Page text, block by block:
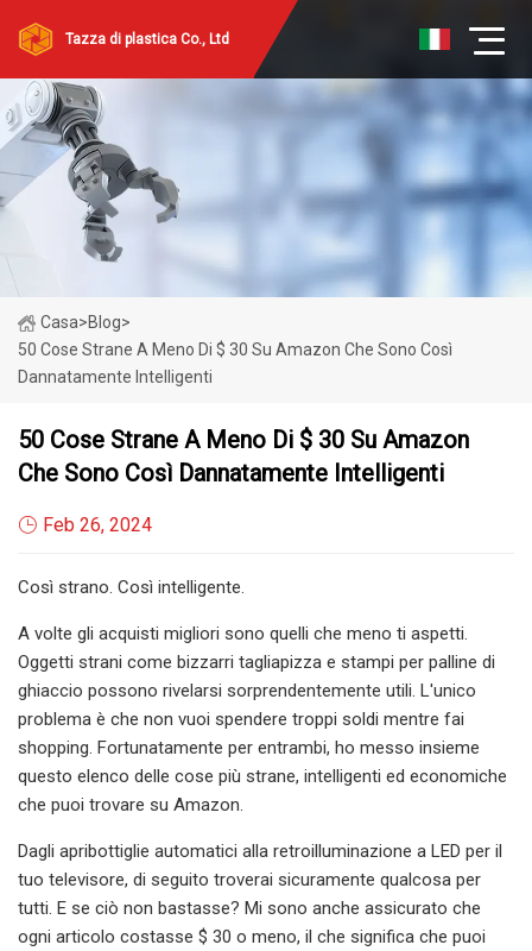
Tazza di plastica Co., Ltd
Casa>Blog>
50 Cose Strane A Meno Di $ 30 Su Amazon Che Sono Così
Dannatamente Intelligenti
50 Cose Strane A Meno Di $ 30 Su Amazon
Che Sono Così Dannatamente Intelligenti
Feb 26, 2024
Così strano. Così intelligente.
A volte gli acquisti migliori sono quelli che meno ti aspetti.
Oggetti strani come bizzarri tagliapizza e stampi per palline di
ghiaccio possono rivelarsi sorprendentemente utili. L'unico
problema è che non vuoi spendere troppi soldi mentre fai
shopping. Fortunatamente per entrambi, ho messo insieme
questo elenco delle cose più strane, intelligenti ed economiche
che puoi trovare su Amazon.
Dagli apribottiglie automatici alla retroilluminazione a LED per il
tuo televisore, di seguito troverai sicuramente qualcosa per
tutti. E se ciò non bastasse? Mi sono anche assicurato che
ogni articolo costasse $ 30 o meno, il che significa che puoi